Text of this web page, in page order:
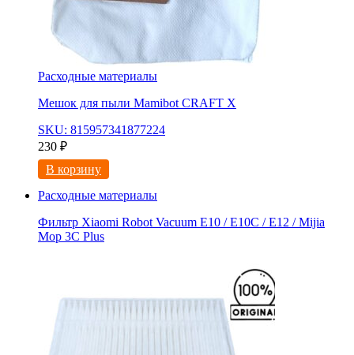
Расходные материалы
Мешок для пыли Mamibot CRAFT X
SKU: 815957341877224
230 ₽
В корзину
Расходные материалы
Фильтр Xiaomi Robot Vacuum E10 / E10C / E12 / Mijia
Mop 3С Рlus